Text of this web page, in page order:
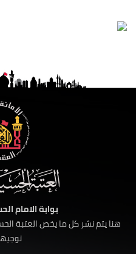
بوابة الامام
هنا يتم نشر كل ما يخص العتبة